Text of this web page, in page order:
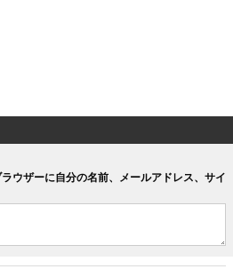
ウザーに自分の名前、メールアドレス、サイ